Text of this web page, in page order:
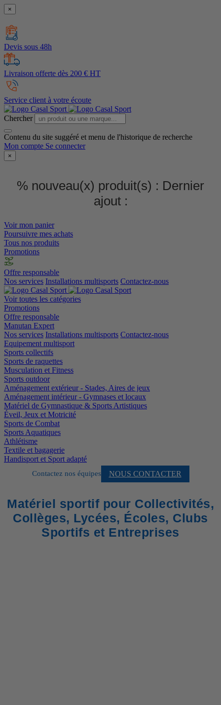
×
Devis sous 48h
Livraison offerte dès 200 € HT
Service client à votre écoute
Chercher
Contenu du site suggéré et menu de l'historique de recherche
Mon compte Se connecter
×
% nouveau(x) produit(s) : Dernier
ajout :
Voir mon panier
Poursuivre mes achats
Tous nos produits
Promotions
Offre responsable
Nos services Installations multisports Contactez-nous
Voir toutes les catégories
Promotions
Offre responsable
Manutan Expert
Nos services Installations multisports Contactez-nous
Equipement multisport
Sports collectifs
Sports de raquettes
Musculation et Fitness
Sports outdoor
Aménagement extérieur - Stades, Aires de jeux
Aménagement intérieur - Gymnases et locaux
Matériel de Gymnastique & Sports Artistiques
Éveil, Jeux et Motricité
Sports de Combat
Sports Aquatiques
Athlétisme
Textile et bagagerie
Handisport et Sport adapté
Contactez nos équipes NOUS CONTACTER
Matériel sportif pour Collectivités,
Collèges, Lycées, Écoles, Clubs
Sportifs et Entreprises